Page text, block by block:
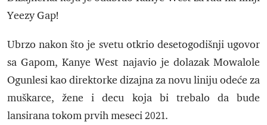
Yeezy Gap!
Ubrzo nakon što je svetu otkrio desetogodišnji ugovor
sa Gapom, Kanye West najavio je dolazak Mowalole
Ogunlesi kao direktorke dizajna za novu liniju odeće za
muškarce, žene i decu koja bi trebalo da bude
lansirana tokom prvih meseci 2021.